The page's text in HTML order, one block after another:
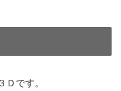
Ｄです。